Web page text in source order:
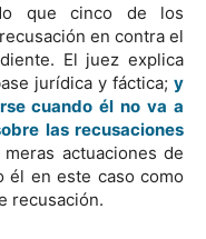
que cinco de los
en contra el
El juez explica
jurídica y fáctica; y
cuando él no va a
las recusaciones
actuaciones de
él en este caso como
recusación.